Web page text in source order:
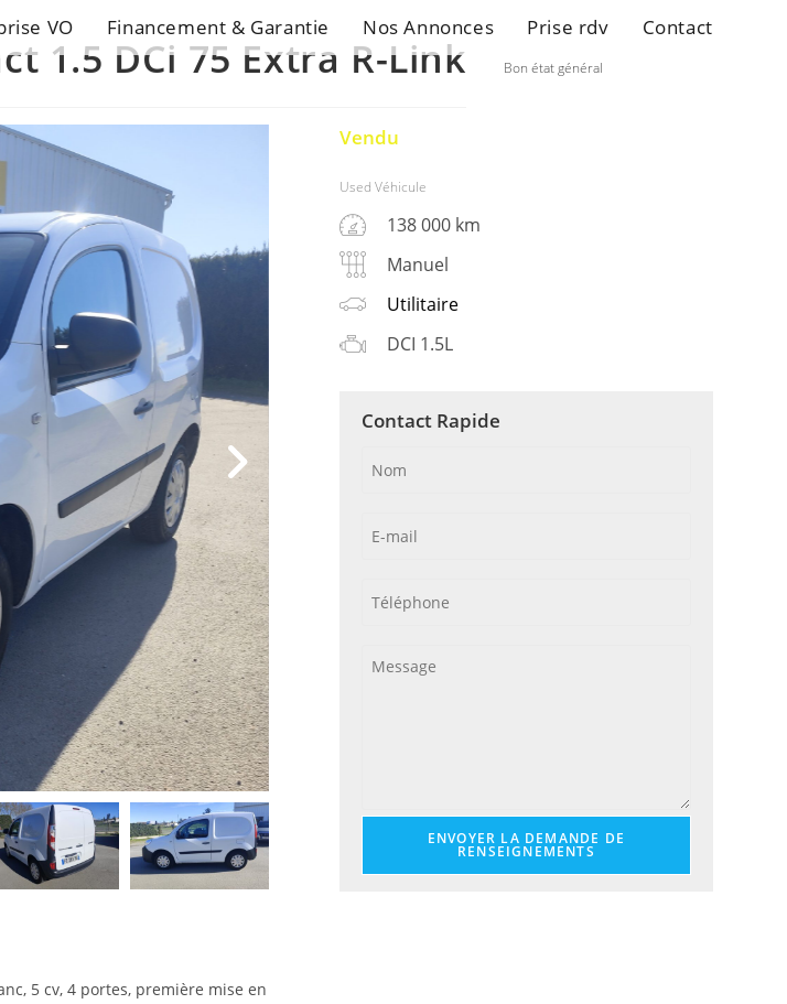
VO Financement & Garantie Nos Annonces Prise rdv Contact
1.5 DCi 75 Extra R-Link Bon état général
5 cv, 4 portes, première mise en
Vendu
Used Véhicule
138 000 km
Manuel
Utilitaire
DCI 1.5L
Contact Rapide
ENVOYER LA DEMANDE DE
RENSEIGNEMENTS